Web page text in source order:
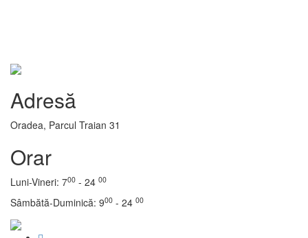
Adresă
Oradea, Parcul Traian 31
Orar
Luni-Vineri: 700 - 24 00
Sâmbătă-Duminică: 900 - 24 00